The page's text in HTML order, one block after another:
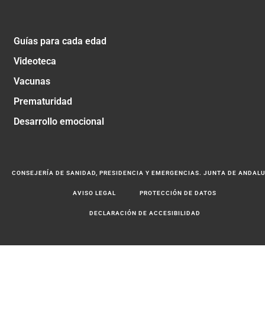
Guías para cada edad
Videoteca
Vacunas
Prematuridad
Desarrollo emocional
CONSEJERÍA DE SANIDAD, PRESIDENCIA Y EMERGENCIAS. JUNTA DE
AVISO LEGAL PROTECCIÓN DE DATOS
DECLARACIÓN DE ACCESIBILIDAD